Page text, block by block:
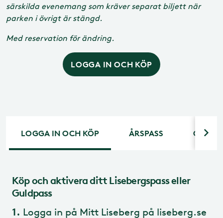
särskilda evenemang som kräver separat biljett när
parken i övrigt är stängd.
Med reservation för ändring.
LOGGA IN OCH KÖP
LOGGA IN OCH KÖP ÅRSPASS GE
Köp och aktivera ditt Lisebergspass eller
Guldpass
1. Logga in på Mitt Liseberg på liseberg.se
Här hittar du frågor och svar om allt som rör Lisebergs fem
olika typer av årspass.
En helt år av upplevelser på Liseberg är bland det
roligaste man kan få, men kanske ännu roligare
att ge bort.